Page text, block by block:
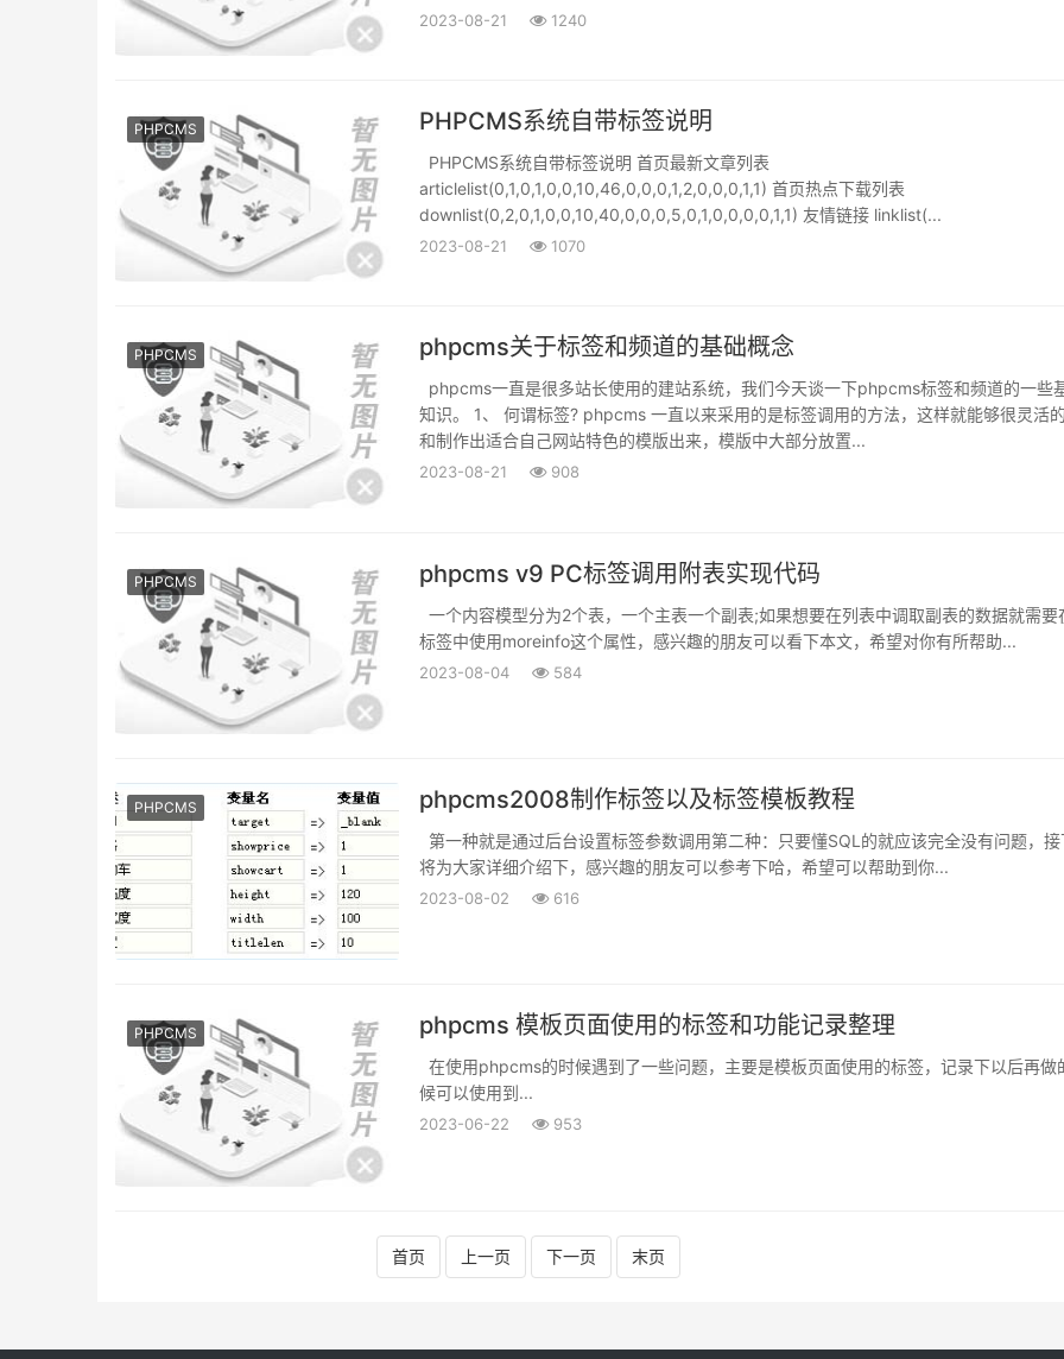
2023-08-21 1240
PHPCMS PHPCMS系统自带标签说明
PHPCMS系统自带标签说明 首页最新文章列表
articlelist(0,1,0,1,0,0,10,46,0,0,0,1,2,0,0,0,1,1) 首页热点下载列表
downlist(0,2,0,1,0,0,10,40,0,0,0,5,0,1,0,0,0,0,1,1) 友情链接 linklist(...
2023-08-21 1070
PHPCMS phpcms关于标签和频道的基础概念
phpcms一直是很多站长使用的建站系统，我们今天谈一下phpcms标签和频道的一些
知识。 1、 何谓标签? phpcms 一直以来采用的是标签调用的方法，这样就能够很灵活
和制作出适合自己网站特色的模版出来，模版中大部分放置...
2023-08-21 908
PHPCMS phpcms v9 PC标签调用附表实现代码
一个内容模型分为2个表，一个主表一个副表;如果想要在列表中调取副表的数据就需要
标签中使用moreinfo这个属性，感兴趣的朋友可以看下本文，希望对你有所帮助...
2023-08-04 584
PHPCMS phpcms2008制作标签以及标签模板教程
第一种就是通过后台设置标签参数调用第二种：只要懂SQL的就应该完全没有问题，接
将为大家详细介绍下，感兴趣的朋友可以参考下哈，希望可以帮助到你...
2023-08-02 616
PHPCMS phpcms 模板页面使用的标签和功能记录整理
在使用phpcms的时候遇到了一些问题，主要是模板页面使用的标签，记录下以后再做
候可以使用到...
2023-06-22 953
首页 上一页 下一页 末页